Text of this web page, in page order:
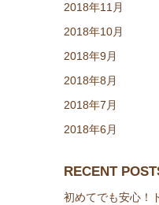
2018年11月
2018年10月
2018年9月
2018年8月
2018年7月
2018年6月
RECENT
初めてでも安心！